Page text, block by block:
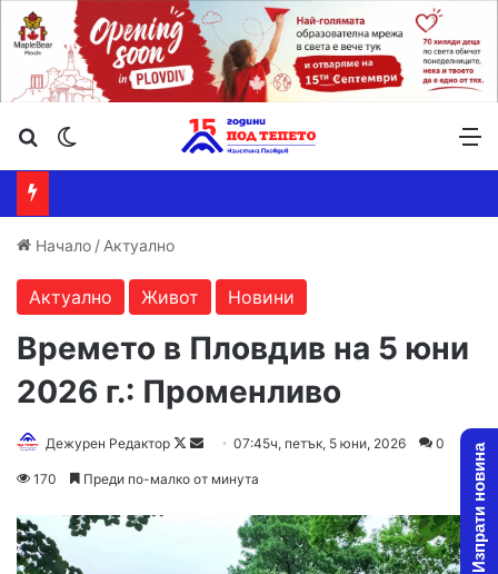
Търсене ...
Начало / Актуално
Актуално Живот Новини
Времето в Пловдив на 5 юни
2026 г.: Променливо
Дежурен Редактор
Follow
Send07:45ч, петък, 5 юни, 2026 0
170 Преди по-малко от минута Изпрати новина